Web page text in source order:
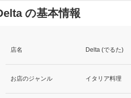
の基本情報
店名 Delta (でるた)
お店のジャンル イタリア料理